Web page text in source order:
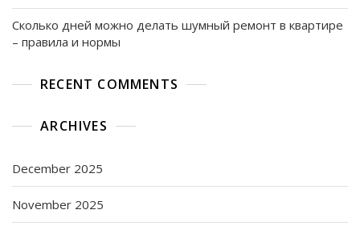
Сколько дней можно делать шумный ремонт в квартире
– правила и нормы
RECENT COMMENTS
ARCHIVES
December 2025
November 2025